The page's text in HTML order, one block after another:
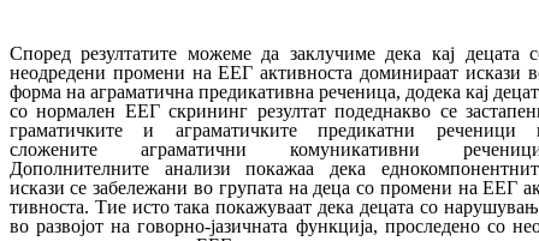
Според резултатите можеме да заклучиме де­ка кај децата
неодредени промени на ЕЕГ активноста доминираат искази
фор­ма на аграматична предикативна реченица, до­де­ка кај
со нормален ЕЕГ скрининг ре­зултат подеднакво се
гра­ма­тич­ки­те и аграматичките предикатни реченици
сложените аграматични комуникативни
Дополнителните анализи покажаа дека
искази се за­бе­ле­жа­ни во групата на деца со промени на ЕЕГ
тивноста. Тие исто така покажуваат дека де­цата со
во развојот на го­вор­но-јазичната функција, проследено со